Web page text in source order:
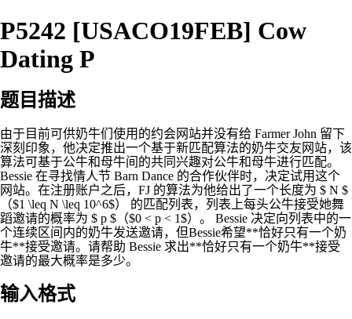
P5242 [USACO19FEB] Cow
Dating P
题目描述
由于目前可供奶牛们使用的约会网站并没有给 Farmer John 留下
深刻印象，他决定推出一个基于新匹配算法的奶牛交友网站，该
算法可基于公牛和母牛间的共同兴趣对公牛和母牛进行匹配。
Bessie 在寻找情人节 Barn Dance 的合作伙伴时，决定试用这个
网站。在注册账户之后，FJ 的算法为他给出了一个长度为 $ N $
（$1 \leq N \leq 10^6$） 的匹配列表，列表上每头公牛接受她舞
蹈邀请的概率为 $ p $（$0 < p < 1$）。 Bessie 决定向列表中的一
个连续区间内的奶牛发送邀请，但Bessie希望**恰好只有一个奶
牛**接受邀请。请帮助 Bessie 求出**恰好只有一个奶牛**接受
邀请的最大概率是多少。
输入格式